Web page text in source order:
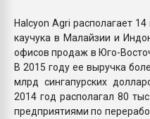
Halcyon Agri располагает
каучука в Малайзии и
офисов продаж в Юго-
В 2015 году ее выручка
млрд сингапурских
2014 год располагал 80
предприятиями по